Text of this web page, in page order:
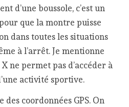
d’une boussole, c’est un
que la montre puisse
dans toutes les situations
à l’arrêt. Je mentionne
ne permet pas d’accéder à
activité sportive.
des coordonnées GPS. On